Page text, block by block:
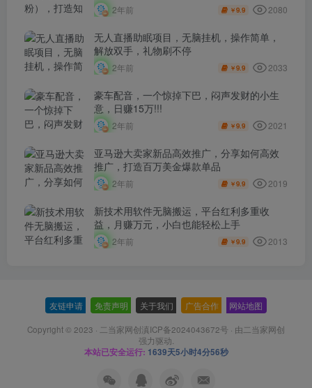
2年前 ￥9.9 2080
无人直播助眠项目，无脑挂机，操作简单，
解放双手，礼物刷不停
2年前 ￥9.9 2033
豪车配音，一个惊掉下巴，闷声发财的小生
意，日赚15万!!!
2年前 ￥9.9 2021
亚马逊大卖家新品高效推广，分享如何高效
推广，打造百万美金爆款单品
2年前 ￥9.9 2019
新技术用软件无脑搬运，平台红利多重收
益，月赚万元，小白也能轻松上手
2年前 ￥9.9 2013
友链申请 免责声明 关于我们 广告合作 网站地图
Copyright © 2023 · 二当家网创滇ICP备2024043672号 · 由二当家网创
强力驱动.
本站已安全运行: 1639天5小时4分56秒